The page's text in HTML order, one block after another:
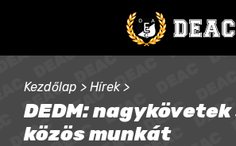
Kezdőlap > Hírek >
DEDM:
közös munkát